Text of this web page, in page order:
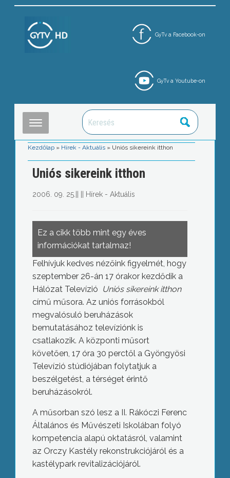
GyTv a Facebook-on
GyTv a Youtube-on
Kezdőlap » Hírek - Aktuális » Uniós sikereink itthon
Uniós sikereink itthon
2006. 09. 25. Hírek - Aktuális
Ez a cikk több mint egy éves
információkat tartalmaz!
Felhívjuk kedves nézőink figyelmét, hogy
szeptember 26-án 17 órakor kezdődik a
Hálózat Televízió Uniós sikereink itthon
című műsora. Az uniós forrásokból
megvalósuló beruházások
bemutatásához televíziónk is
csatlakozik. A központi műsort
követően, 17 óra 30 perctől a Gyöngyösi
Televízió stúdiójában folytatjuk a
beszélgetést, a térséget érintő
beruházásokról.
A műsorban szó lesz a II. Rákóczi Ferenc
Általános és Művészeti Iskolában folyó
kompetencia alapú oktatásról, valamint
az Orczy Kastély rekonstrukciójáról és a
kastélypark revitalizációjáról.